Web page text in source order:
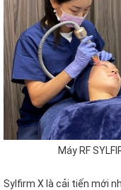
Máy RF
Sylfirm X là cải tiến mới